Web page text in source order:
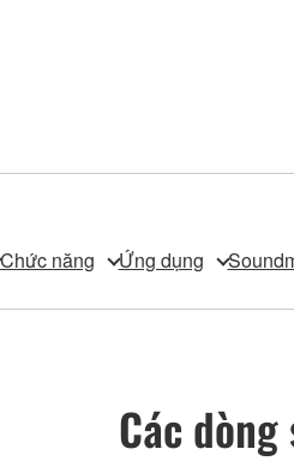
Chức năng Ứng dụng
Các